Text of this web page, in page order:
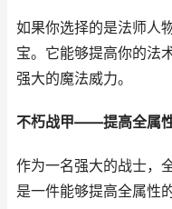
如果你选择的是法师人
宝。它能够提高你的法
强大的魔法威力。
不朽战甲——提高全属
作为一名强大的战士，
是一件能够提高全属性